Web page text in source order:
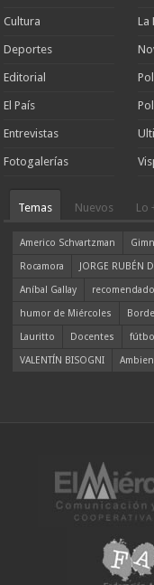
Cultura
Deportes
Editorial
El País
Entrevistas
Fotogalerías
La
Temas Nuevos Lo
Americo Schvartzman
Rocamora
JORGE RUBÉN
Aníbal Gallay
humor de Miércoles
Lauritto
Docentes
VALENTÍN BISOGNI